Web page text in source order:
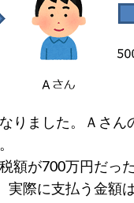
りました。Ａさ
額が700万円だっ
際に支払う金額